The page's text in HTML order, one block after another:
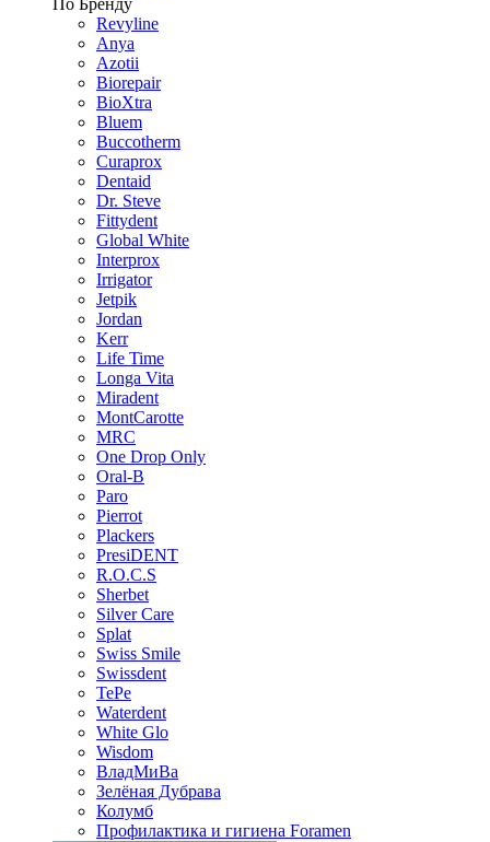
По Бренду
Revyline
Anya
Azotii
Biorepair
BioXtra
Bluem
Buccotherm
Curaprox
Dentaid
Dr. Steve
Fittydent
Global White
Interprox
Irrigator
Jetpik
Jordan
Kerr
Life Time
Longa Vita
Miradent
MontCarotte
MRC
One Drop Only
Oral-B
Paro
Pierrot
Plackers
PresiDENT
R.O.C.S
Sherbet
Silver Care
Splat
Swiss Smile
Swissdent
TePe
Waterdent
White Glo
Wisdom
ВладМиВа
Зелёная Дубрава
Колумб
Профилактика и гигиена Foramen